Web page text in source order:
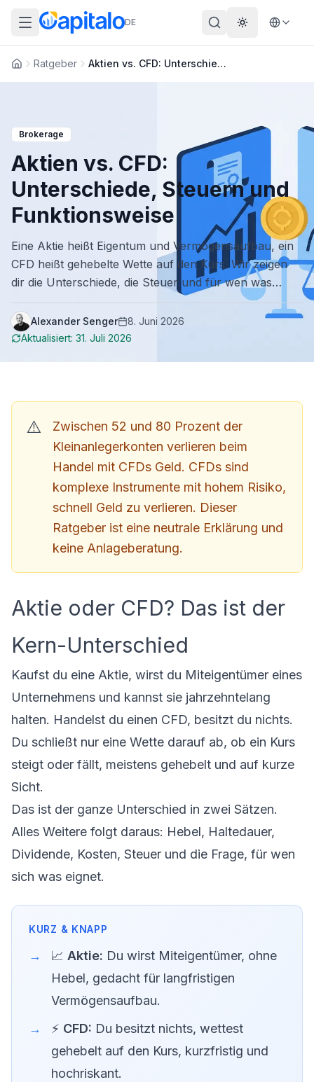
DE Theme
Ratgeber Aktien vs. CFD: Unterschiede, Steuern und Funktionsweise
Brokerage
Aktien vs. CFD:
Unterschiede, Steuern und
Funktionsweise
Eine Aktie heißt Eigentum und Vermögensaufbau, ein
CFD heißt gehebelte Wette auf den Kurs. Wir zeigen
dir die Unterschiede, die Steuer und für wen was
passt.
Alexander Senger
8. Juni 2026
Aktualisiert: 31. Juli 2026
Zwischen 52 und 80 Prozent der
Kleinanlegerkonten verlieren beim
Handel mit CFDs Geld. CFDs sind
komplexe Instrumente mit hohem Risiko,
schnell Geld zu verlieren. Dieser
Ratgeber ist eine neutrale Erklärung und
keine Anlageberatung.
Aktie oder CFD? Das ist der
Kern-Unterschied
Kaufst du eine Aktie, wirst du Miteigentümer eines
Unternehmens und kannst sie jahrzehntelang
halten. Handelst du einen CFD, besitzt du nichts.
Du schließt nur eine Wette darauf ab, ob ein Kurs
steigt oder fällt, meistens gehebelt und auf kurze
Sicht.
Das ist der ganze Unterschied in zwei Sätzen.
Alles Weitere folgt daraus: Hebel, Haltedauer,
Dividende, Kosten, Steuer und die Frage, für wen
sich was eignet.
📈 Aktie: Du wirst Miteigentümer, ohne
Hebel, gedacht für langfristigen
Vermögensaufbau.
⚡ CFD: Du besitzt nichts, wettest
gehebelt auf den Kurs, kurzfristig und
hochriskant.